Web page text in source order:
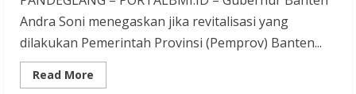
Andra Soni menegaskan jika revitalisasi yang
dilakukan Pemerintah Provinsi (Pemprov) Banten...
Read More
more